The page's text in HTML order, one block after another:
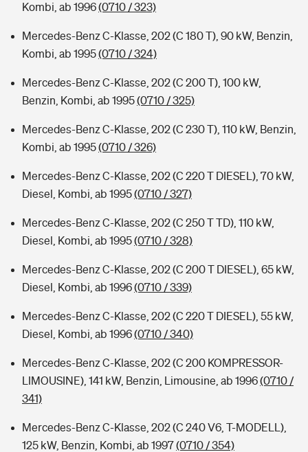
Kombi, ab 1996(0710 / 323)
Mercedes-Benz C-Klasse, 202 (C 180 T), 90 kW, Benzin,
Kombi, ab 1995(0710 / 324)
Mercedes-Benz C-Klasse, 202 (C 200 T), 100 kW,
Benzin, Kombi, ab 1995(0710 / 325)
Mercedes-Benz C-Klasse, 202 (C 230 T), 110 kW, Benzin,
Kombi, ab 1995(0710 / 326)
Mercedes-Benz C-Klasse, 202 (C 220 T DIESEL), 70 kW,
Diesel, Kombi, ab 1995(0710 / 327)
Mercedes-Benz C-Klasse, 202 (C 250 T TD), 110 kW,
Diesel, Kombi, ab 1995(0710 / 328)
Mercedes-Benz C-Klasse, 202 (C 200 T DIESEL), 65 kW,
Diesel, Kombi, ab 1996(0710 / 339)
Mercedes-Benz C-Klasse, 202 (C 220 T DIESEL), 55 kW,
Diesel, Kombi, ab 1996(0710 / 340)
Mercedes-Benz C-Klasse, 202 (C 200 KOMPRESSOR-
LIMOUSINE), 141 kW, Benzin, Limousine, ab 1996(0710 /
341)
Mercedes-Benz C-Klasse, 202 (C 240 V6, T-MODELL),
125 kW, Benzin, Kombi, ab 1997(0710 / 354)